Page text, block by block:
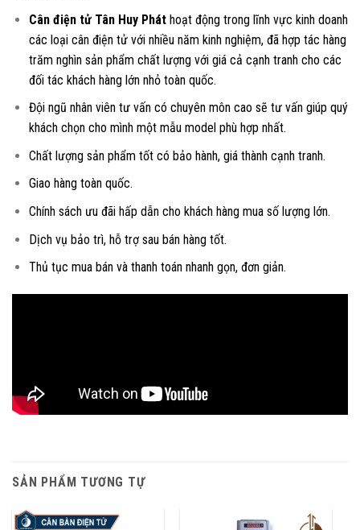
Cân điện tử Tân Huy Pháthoạt động trong lĩnh vực kinh doanh
các loại cân điện tửvới nhiều năm kinh nghiệm, đã hợp tác hàng
trăm nghìn sản phẩm chất lượng với giá cả cạnh tranh cho các
đối tác khách hàng lớn nhỏ toàn quốc.
Đội ngũ nhân viên tư vấn có chuyên môn cao sẽ tư vấn giúp quý
khách chọn cho mình một mẫu model phù hợp nhất.
Chất lượng sản phẩm tốt có bảo hành, giá thành cạnh tranh.
Giao hàng toàn quốc.
Chính sách ưu đãi hấp dẫn cho khách hàng mua số lượng lớn.
Dịch vụ bảo trì, hỗ trợ sau bán hàng tốt.
Thủ tục mua bán và thanh toán nhanh gọn, đơn giản.
SẢN PHẨM TƯƠNG TỰ